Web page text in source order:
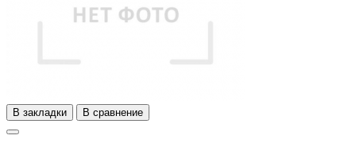
В закладки В сравнение